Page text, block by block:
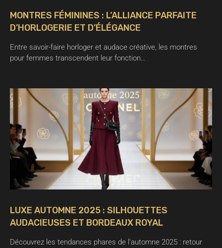
MONTRES FÉMININES : L’ALLIANCE PARFAITE
D’HORLOGERIE ET D’ÉLÉGANCE
Entre savoir-faire horloger et audace créative, les montres
pour femmes transcendent leur fonction…
LUXE AUTOMNE 2025 : SILHOUETTES
AUDACIEUSES ET BORDEAUX ROYAL
Découvrez les tendances phares de l’automne 2025 : retour